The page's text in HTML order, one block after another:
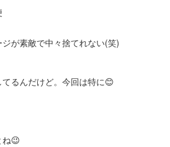
が素敵で中々捨てれない(笑)
るんだけど。今回は特に😊
ね😉